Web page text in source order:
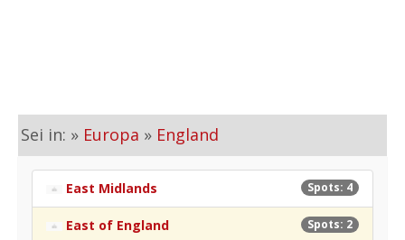
Sei in: » Europa » England
Spots: 4
East Midlands
Spots: 2
East of England